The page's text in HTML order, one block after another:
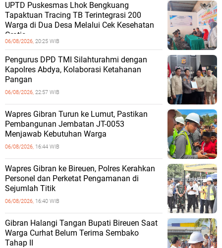
UPTD Puskesmas Lhok Bengkuang
Tapaktuan ‎Tracing TB Terintegrasi 200
Warga di Dua Desa Melalui Cek Kesehatan
Gratis
06/08/2026, 20:25 WIB
Pengurus DPD TMI Silahturahmi dengan
Kapolres Abdya, Kolaborasi Ketahanan
Pangan
06/08/2026, 22:57 WIB
Wapres Gibran Turun ke Lumut, Pastikan
Pembangunan Jembatan JT-0053
Menjawab Kebutuhan Warga
06/08/2026, 16:44 WIB
Wapres Gibran ke Bireuen, Polres Kerahkan
Personel dan Perketat Pengamanan di
Sejumlah Titik
06/08/2026, 16:40 WIB
Gibran Halangi Tangan Bupati Bireuen Saat
Warga Curhat Belum Terima Sembako
Tahap II